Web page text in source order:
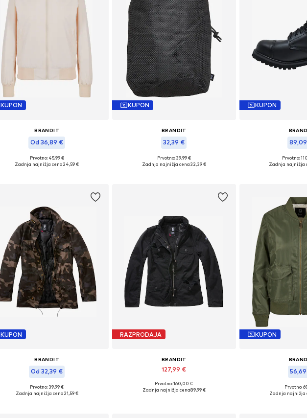
KUPON
BRANDIT
Od 36,89 €
Razpoložljive velikosti: S, M, XXL, XXXL
Prvotno: 45,99 €
Zadnja najnižja cena24,59 €
KUPON
BRANDIT
32,39 €
Razpoložljive velikosti: Onesize
Prvotno: 39,99 €
Zadnja najnižja cena32,39 €
KUPON
Razpoložljive
Prvotno:
Zadnja najnižja
KUPON
BRANDIT
Od 32,39 €
Razpoložljive velikosti: M, XL
Prvotno: 39,99 €
Zadnja najnižja cena21,59 €
RAZPRODAJA
BRANDIT
127,99 €
Razpoložljive velikosti: XS, M
Prvotno: 160,00 €
Zadnja najnižja cena89,99 €
KUPON
Razpoložljive
Prvotno:
Zadnja najnižja